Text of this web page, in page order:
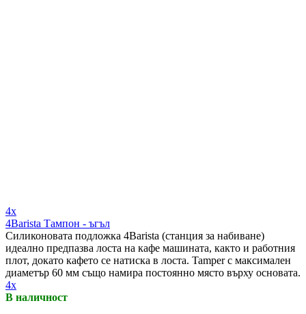
4x
4Barista Тампон - ъгъл
Силиконовата подложка 4Barista (станция за набиване)
идеално предпазва лоста на кафе машината, както и работния
плот, докато кафето се натиска в лоста. Tamper с максимален
диаметър 60 мм също намира постоянно място върху основата.
4x
В наличност